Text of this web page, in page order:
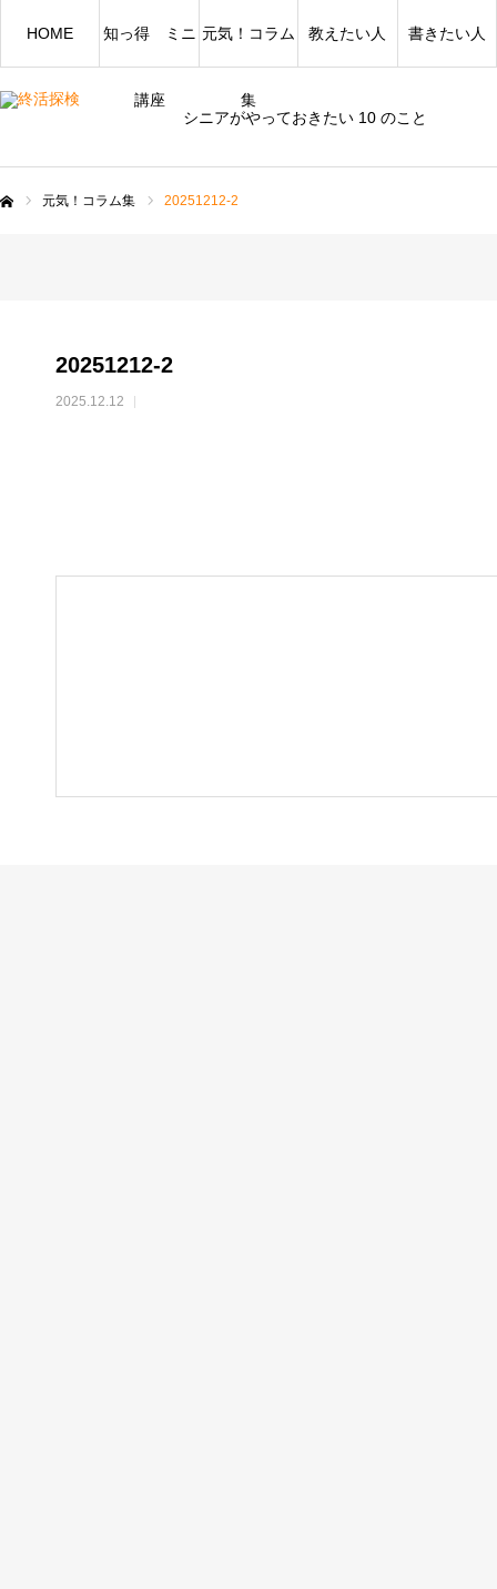
シニアがやっておきたい 10 のこと
HOME 知っ得 ミニ
講座
元気！コラム
集
教えたい人 書きたい人
元気！コラム集 20251212-2
20251212-2
2025.12.12